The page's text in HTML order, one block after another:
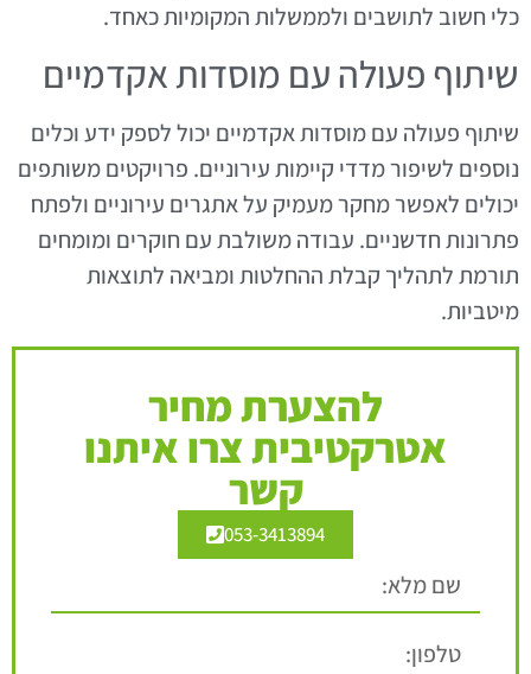
כלי חשוב לתושבים ולממשלות המקומיות כאחד.
שיתוף פעולה עם מוסדות אקדמיים
שיתוף פעולה עם מוסדות אקדמיים יכול לספק ידע וכלים
נוספים לשיפור מדדי קיימות עירוניים. פרויקטים משותפים
יכולים לאפשר מחקר מעמיק על אתגרים עירוניים ולפתח
פתרונות חדשניים. עבודה משולבת עם חוקרים ומומחים
תורמת לתהליך קבלת ההחלטות ומביאה לתוצאות
מיטביות.
להצערת מחיר
אטרקטיבית צרו איתנו
קשר
053-3413894